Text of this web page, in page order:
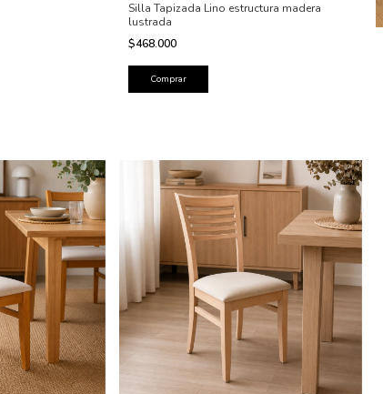
Silla Tapizada Lino estructura madera
lustrada
$468.000